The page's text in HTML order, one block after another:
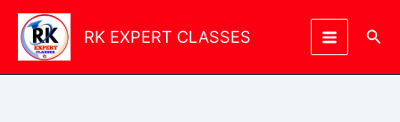
Skip
content
RK EXPERT CLASSES